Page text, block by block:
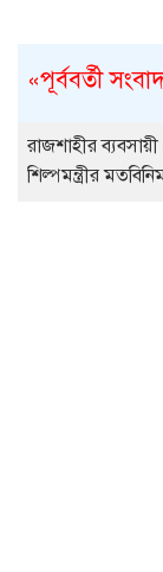
«পূর্ববর্তী
রাজশাহীর
শিল্পমন্ত্রীর